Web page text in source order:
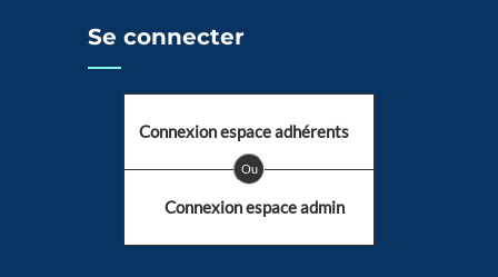
Se connecter
Connexion espace adhérents
Ou
Connexion espace admin